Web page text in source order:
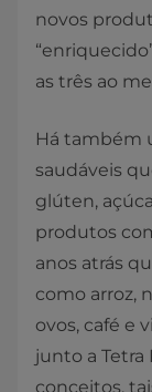
novos
as três ao
Há também
saudáveis
glúten,
produtos
anos atrás
como arroz,
ovos, café e
junto a
conceitos,